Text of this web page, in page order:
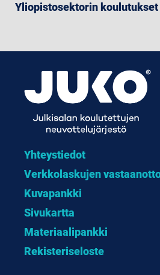
Yliopistosektorin koulutukset
Yhteystiedot
Verkkolaskujen
Kuvapankki
Sivukartta
Materiaalipankki
Rekisteriseloste